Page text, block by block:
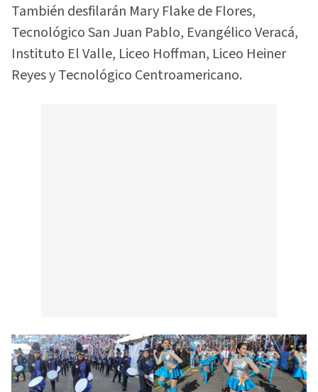
También desfilarán Mary Flake de Flores,
Tecnológico San Juan Pablo, Evangélico Veracá,
Instituto El Valle, Liceo Hoffman, Liceo Heiner
Reyes y Tecnológico Centroamericano.